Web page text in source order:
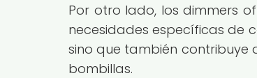
Por otro lado, los dimmers
necesidades específicas de
sino que también contribuye
bombillas.